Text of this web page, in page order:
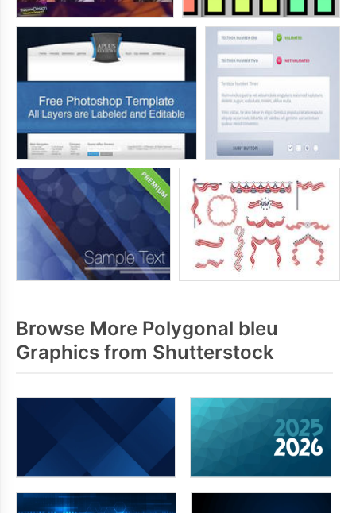
Browse More Polygonal bleu
Graphics from Shutterstock